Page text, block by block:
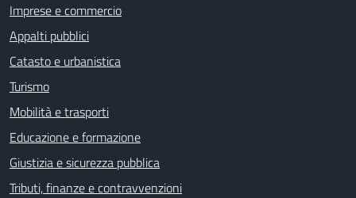
Imprese e commercio
Appalti pubblici
Catasto e urbanistica
Turismo
Mobilità e trasporti
Educazione e formazione
Giustizia e sicurezza pubblica
Tributi, finanze e contravvenzioni